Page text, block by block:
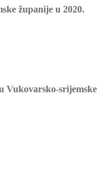
županije u 2020.
Vukovarsko-srijemske